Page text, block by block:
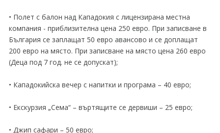
• Полет с балон над Кападокия с лицензирана местна
компания - приблизителна цена 250 евро. При записване в
България се заплащат 50 евро авансово и се доплащат
200 евро на място. При записване на място цена 260 евро
(Деца под 7 год. не се допускат);
• Кападокийска вечер с напитки и програма – 40 евро;
• Екскурзия „Сема“ – въртящите се дервиши – 25 евро;
• Джип сафари – 50 евро;